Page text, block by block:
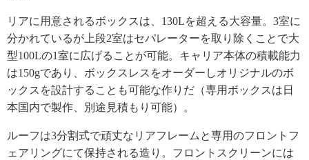
リアに用意されるボックスは、130Lを超える大容量。3室に
分かれているが上段2室はセパレーターを取り除くことで大
型100Lの1室に広げることが可能。キャリア本体の積載能力
は150gであり、ボックスレスをオーダーしオリジナルのボ
ックスを設計することも可能な作りだ（専用ボックスは日
本国内で製作、別途見積もり可能）。
ルーフは3分割式で頑丈なリアフレームと専用のフロントフ
ェアリングにて保持される造り。フロントスクリーンには